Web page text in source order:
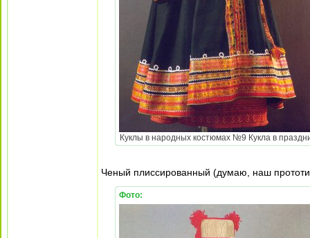
Куклы в народных костюмах №9 Кукла в
Ченый плиссированный (думаю, наш
Фото: